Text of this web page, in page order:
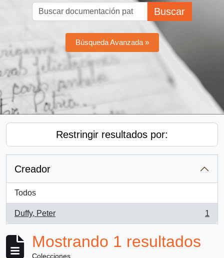
Buscar
Búsqueda Avanzada »
Restringir resultados por:
Creador
Todos
Duffy, Peter
, 1 resultados
1
Mostrando 1 resultados
Colecciones